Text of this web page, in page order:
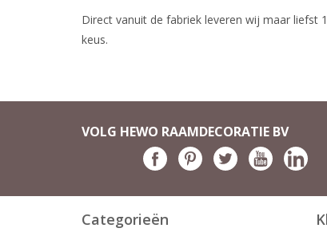
Direct vanuit de fabriek leveren wij maar liefst
keus.
VOLG HEWO RAAMDECORATIE BV
Categorieën